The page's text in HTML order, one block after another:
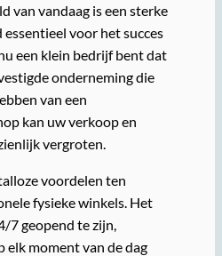
van vandaag is een sterke
voor het succes
een klein bedrijf bent dat
onderneming die
van een
kan uw verkoop en
vergroten.
voordelen ten
fysieke winkels. Het
7 geopend te zijn,
moment van de dag